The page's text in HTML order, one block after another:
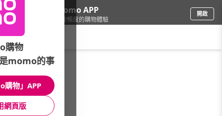
下載momo APP
給你3倍流暢度的購物體驗
開啟
車/汽車百貨/雨刷品牌總覽
館長推薦 月銷量
購物
momo的事
購物」APP
網頁版